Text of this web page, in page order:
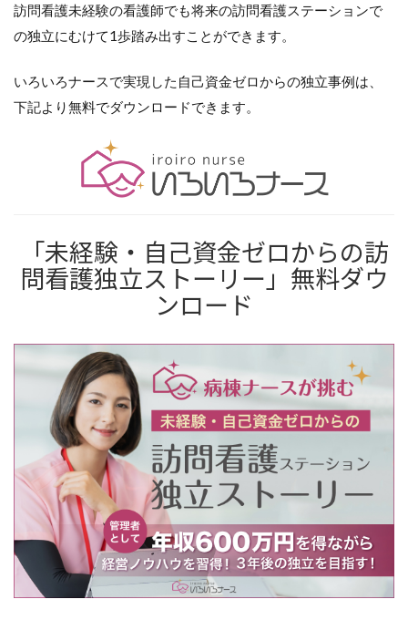
訪問看護未経験の看護師でも将来の訪問看護ステーションで
の独立にむけて1歩踏み出すことができます。
いろいろナースで実現した自己資金ゼロからの独立事例は、
下記より無料でダウンロードできます。